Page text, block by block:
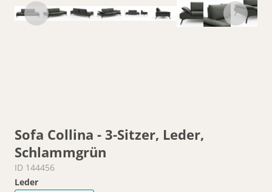
Sofa Collina - 3-Sitzer, Leder,
Schlammgrün
ID 144456
Leder